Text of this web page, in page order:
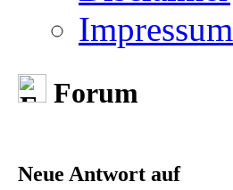
Impressum
Forum
Neue Antwort auf